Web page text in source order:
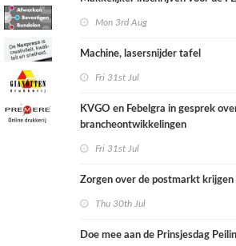
Mon 3rd Aug
Machine, lasersnijder tafel
Fri 31st Jul
KVGO en Febelgra in gesprek
brancheontwikkelingen
Fri 31st Jul
Zorgen over de postmarkt krijgen
Thu 30th Jul
Doe mee aan de Prinsjesdag